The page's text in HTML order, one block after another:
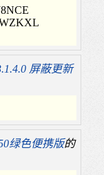
屏蔽更新
绿色便携版的